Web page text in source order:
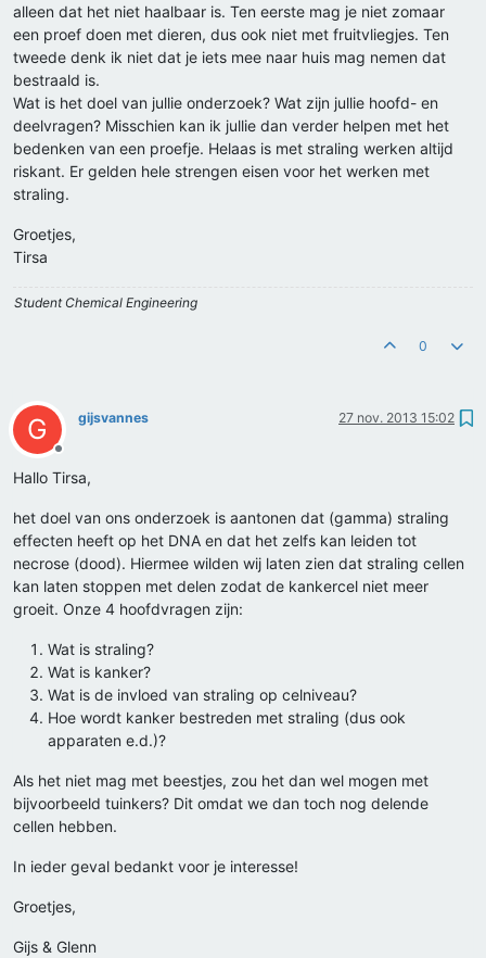
alleen dat het niet haalbaar is. Ten eerste mag je niet zomaar
een proef doen met dieren, dus ook niet met fruitvliegjes. Ten
tweede denk ik niet dat je iets mee naar huis mag nemen dat
bestraald is.
Wat is het doel van jullie onderzoek? Wat zijn jullie hoofd- en
deelvragen? Misschien kan ik jullie dan verder helpen met het
bedenken van een proefje. Helaas is met straling werken altijd
riskant. Er gelden hele strengen eisen voor het werken met
straling.
Groetjes,
Tirsa
Student Chemical Engineering
0
G
Offline
gijsvannes 27 nov. 2013 15:02
Hallo Tirsa,
het doel van ons onderzoek is aantonen dat (gamma) straling
effecten heeft op het DNA en dat het zelfs kan leiden tot
necrose (dood). Hiermee wilden wij laten zien dat straling cellen
kan laten stoppen met delen zodat de kankercel niet meer
groeit. Onze 4 hoofdvragen zijn:
Wat is straling?
Wat is kanker?
Wat is de invloed van straling op celniveau?
Hoe wordt kanker bestreden met straling (dus ook
apparaten e.d.)?
Als het niet mag met beestjes, zou het dan wel mogen met
bijvoorbeeld tuinkers? Dit omdat we dan toch nog delende
cellen hebben.
In ieder geval bedankt voor je interesse!
Groetjes,
Gijs & Glenn